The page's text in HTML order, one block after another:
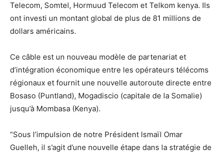
Telecom, Somtel, Hormuud Telecom et Telkom kenya. Ils
ont investi un montant global de plus de 81 millions de
dollars américains.
Ce câble est un nouveau modèle de partenariat et
d’intégration économique entre les opérateurs télécoms
régionaux et fournit une nouvelle autoroute directe entre
Bosaso (Puntland), Mogadiscio (capitale de la Somalie)
jusqu’à Mombasa (Kenya).
“Sous l’impulsion de notre Président Ismaïl Omar
Guelleh, il s’agit d’une nouvelle étape dans la stratégie de